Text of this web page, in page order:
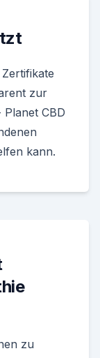
zur
CBD
kann.
zu